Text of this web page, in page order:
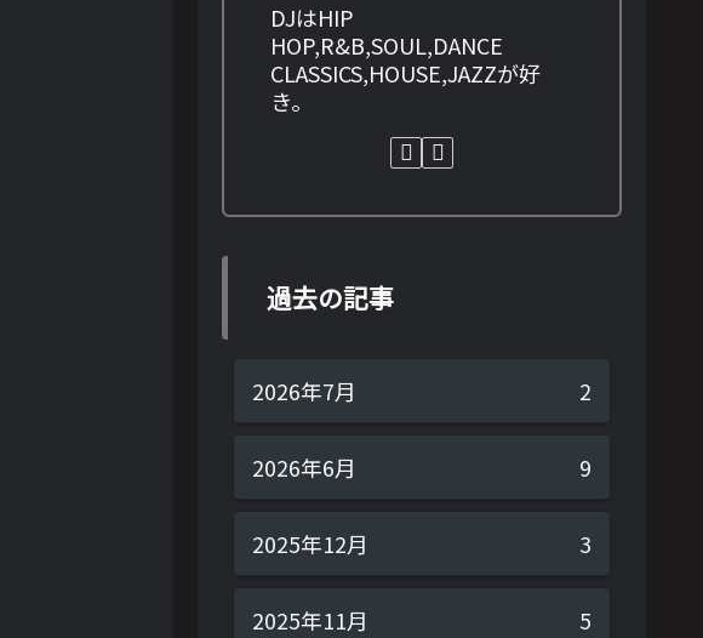
ラ・ドラスナー／岩瀬義昌【1000円以上送料無料】
DJはHIP
HOP,R&B,SOUL,DANCE
CLASSICS,HOUSE,JAZZが好
き。
過去の記事
2026年7月 2
2026年6月 9
2025年12月 3
2025年11月 5